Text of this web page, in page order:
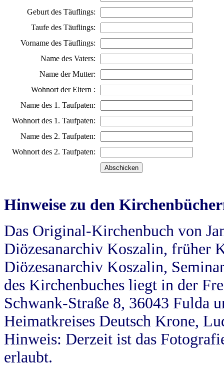
Geburt des Täuflings:
Taufe des Täuflings:
Vorname des Täuflings:
Name des Vaters:
Name der Mutter:
Wohnort der Eltern :
Name des 1. Taufpaten:
Wohnort des 1. Taufpaten:
Name des 2. Taufpaten:
Wohnort des 2. Taufpaten:
Hinweise zu den
Das Original-Kirchenbuch von
Diözesanarchiv Koszalin, früher
Diözesanarchiv Koszalin,
des Kirchenbuches liegt in der
Schwank-Straße 8, 36043 Fulda
Heimatkreises Deutsch Krone,
Hinweis: Derzeit ist das
erlaubt.